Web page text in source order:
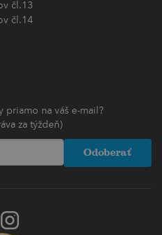
čl.13
čl.14
priamo na váš e-mail?
za týždeň)
Odoberať